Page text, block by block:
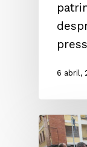
6 abril,